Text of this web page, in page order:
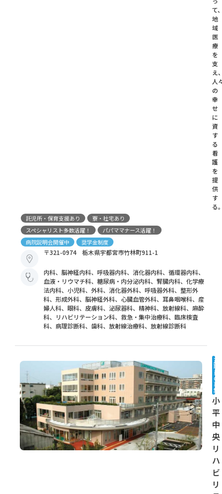
て
地
域
医
療
を
支
え
人
の
幸
せ
に
資
す
る
看
護
を
提
供
す
る
託児所・保育支援あり
寮・社宅あり
スペシャリスト多数活躍！
パパママナース活躍！
病院説明会開催中
奨学金制度
〒321-0974 栃木県宇都宮市竹林町911-1
内科、脳神経内科、呼吸器内科、消化器内科、循環器内科、
血液・リウマチ科、糖尿病・内分泌内科、腎臓内科、化学療
法内科、小児科、外科、消化器外科、呼吸器外科、整形外
科、形成外科、脳神経外科、心臓血管外科、耳鼻咽喉科、産
婦人科、眼科、皮膚科、泌尿器科、精神科、放射線科、麻酔
科、リハビリテーション科、救急・集中治療科、臨床検査
科、病理診断科、歯科、放射線治療科、放射線診断科
正
職
員
の
募
集
小
平
中
央
リ
ハ
ビ
リ